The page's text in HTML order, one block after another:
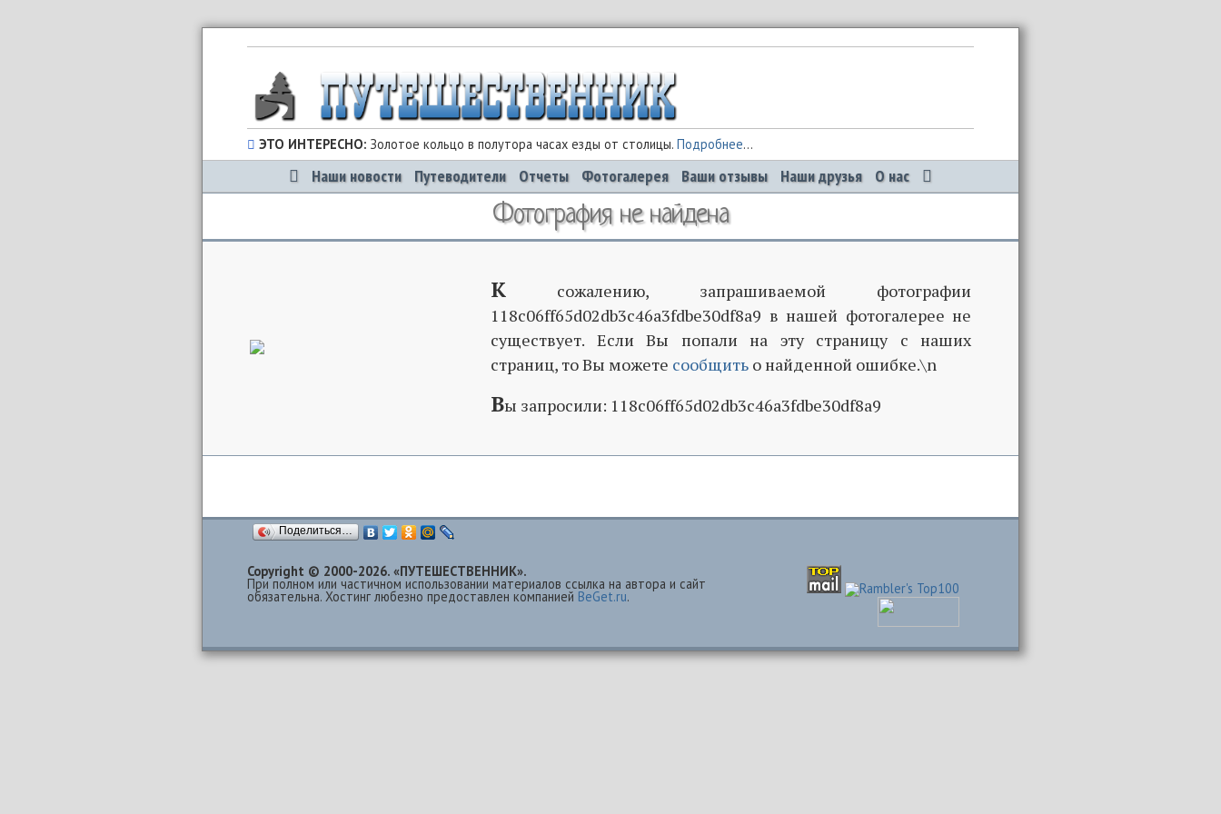
ЭТО ИНТЕРЕСНО: Золотое кольцо в полутора часах езды от столицы. Подробнее...
Наши новости Путеводители Отчеты Фотогалерея Ваши отзывы Наши друзья О нас
Фотография не найдена
К сожалению, запрашиваемой фотографии
118c06ff65d02db3c46a3fdbe30df8a9 в нашей фотогалерее не
существует. Если Вы попали на эту страницу с наших
страниц, то Вы можете сообщить о найденной ошибке.\n
Вы запросили: 118c06ff65d02db3c46a3fdbe30df8a9
Поделиться…
Copyright © 2000-2026. «ПУТЕШЕСТВЕННИК».
При полном или частичном использовании материалов ссылка на автора и сайт
обязательна. Хостинг любезно предоставлен компанией BeGet.ru.